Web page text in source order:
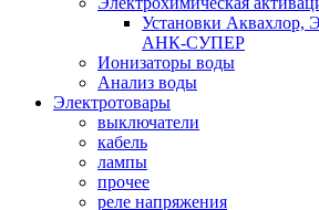
Установки Аквахлор,
АНК-СУПЕР
Ионизаторы воды
Анализ воды
Электротовары
выключатели
кабель
лампы
прочее
реле напряжения